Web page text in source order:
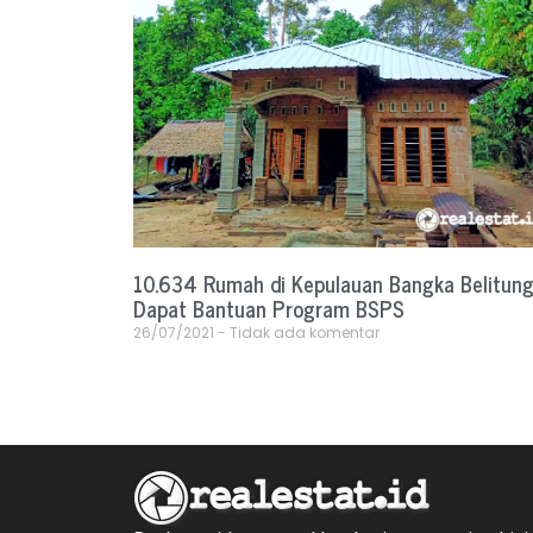
10.634 Rumah di Kepulauan Bangka Belitung
Dapat Bantuan Program BSPS
26/07/2021 Tidak ada komentar